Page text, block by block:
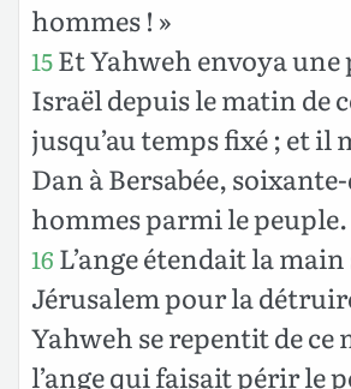
hommes ! »
15Et Yahweh envoya une
Israël depuis le matin de
jusqu’au temps fixé ; et il
Dan à Bersabée,
hommes parmi le peuple.
16 L’ange étendait la
Jérusalem pour la
Yahweh se repentit de ce
l’ange qui faisait périr le